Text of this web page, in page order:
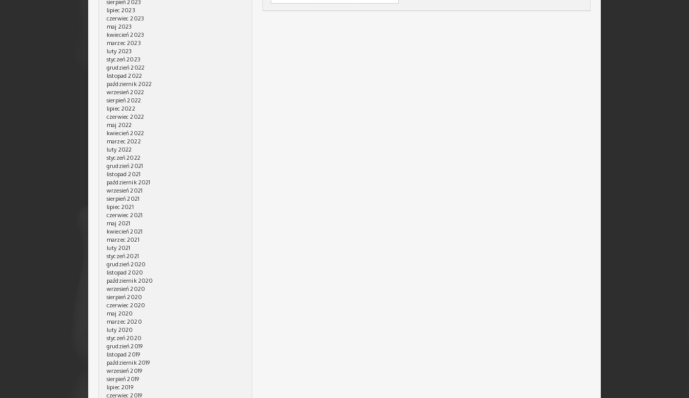
sierpień 2023
lipiec 2023
czerwiec 2023
maj 2023
kwiecień 2023
marzec 2023
luty 2023
styczeń 2023
grudzień 2022
listopad 2022
październik 2022
wrzesień 2022
sierpień 2022
lipiec 2022
czerwiec 2022
maj 2022
kwiecień 2022
marzec 2022
luty 2022
styczeń 2022
grudzień 2021
listopad 2021
październik 2021
wrzesień 2021
sierpień 2021
lipiec 2021
czerwiec 2021
maj 2021
kwiecień 2021
marzec 2021
luty 2021
styczeń 2021
grudzień 2020
listopad 2020
październik 2020
wrzesień 2020
sierpień 2020
czerwiec 2020
maj 2020
marzec 2020
luty 2020
styczeń 2020
grudzień 2019
listopad 2019
październik 2019
wrzesień 2019
sierpień 2019
lipiec 2019
czerwiec 2019